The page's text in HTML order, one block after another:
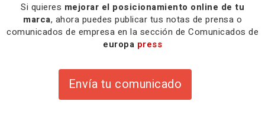
Si quieres mejorar el posicionamiento online de tu
marca, ahora puedes publicar tus notas de prensa o
comunicados de empresa en la sección de Comunicados de
europa press
Envía tu comunicado